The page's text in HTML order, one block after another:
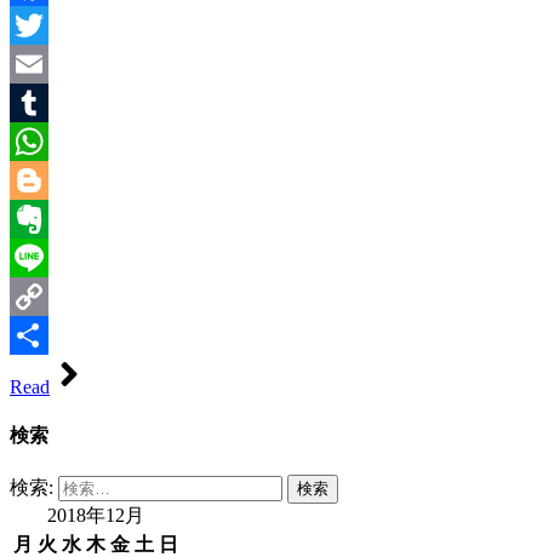
Facebook
Twitter
Email
Tumblr
WhatsApp
Blogger
Evernote
Line
Copy
Read
検索
検索:
2018年12月
月 火 水 木 金 土 日